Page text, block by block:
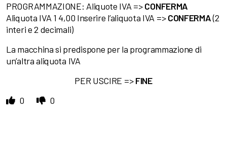
PROGRAMMAZIONE: Aliquote IVA =>CONFERMA
Aliquota IVA 1 4,00 Inserire l’aliquota IVA =>CONFERMA(2
interi e 2 decimali)
La macchina si predispone per la programmazione di
un’altra aliquota IVA
PER USCIRE =>FINE
0
0